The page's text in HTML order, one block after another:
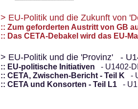
> EU-Politik und die Zukunft von
:: Zum geforderten Austritt von GB
:: Das CETA-Debakel wird das EU-
> EU-Politik und die 'Provinz' -
:: EU-politische Initiativen
- U1402-
:: CETA, Zwischen-Bericht - Teil K
-
:: CETA und Konsorten - Teil L1
-